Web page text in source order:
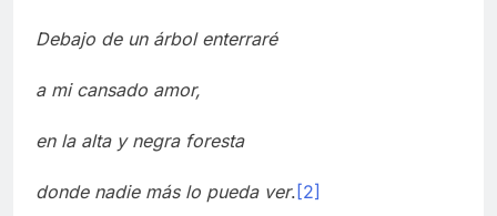
Debajo de un árbol enterraré
a mi cansado amor,
en la alta y negra foresta
donde nadie más lo pueda ver.[2]